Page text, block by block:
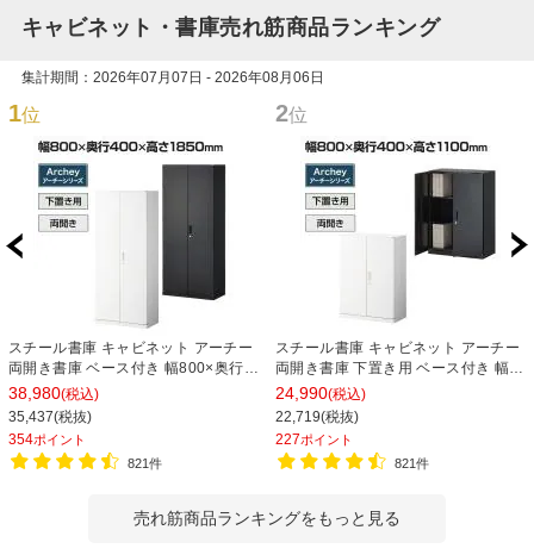
キャビネット・書庫売れ筋商品ランキング
集計期間：2026年07月07日 - 2026年08月06日
1位
スチール書庫 キャビネット アーチー
両開き書庫 ベース付き 幅800×奥行
400×高さ1850mm
38,980(税込)
35,437(税抜)
354ポイント
821件
2位
スチール書庫 キャビネット アーチー
両開き書庫 下置き用 ベース付き 幅
800×奥行400×高さ1100mm
24,990(税込)
22,719(税抜)
227ポイント
821件
売れ筋商品ランキングをもっと見る